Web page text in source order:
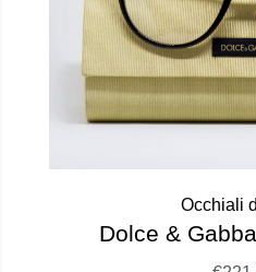
Occhiali
Dolce &